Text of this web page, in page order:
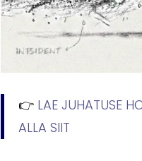
👉 LAE JUHATUSE
ALLA SIIT